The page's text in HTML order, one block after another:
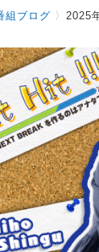
組ブログ 〉2025